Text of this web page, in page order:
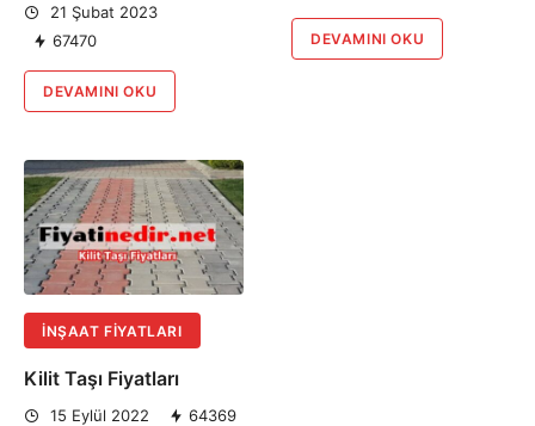
21 Şubat 2023
67470
DEVAMINI OKU
DEVAMINI OKU
İNŞAAT FIYATLARI
Kilit Taşı Fiyatları
15 Eylül 2022 64369